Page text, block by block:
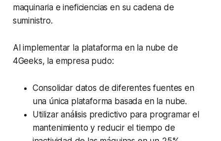
maquinaria e ineficiencias en su cadena de
suministro.
Al implementar la plataforma en la nube de
4Geeks, la empresa pudo:
Consolidar datos de diferentes fuentes en
una única plataforma basada en la nube.
Utilizar análisis predictivo para programar el
mantenimiento y reducir el tiempo de